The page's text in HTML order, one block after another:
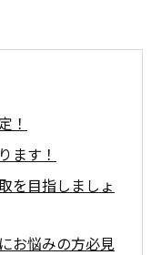
！
ます！
を目指しましょ
お悩みの方必見